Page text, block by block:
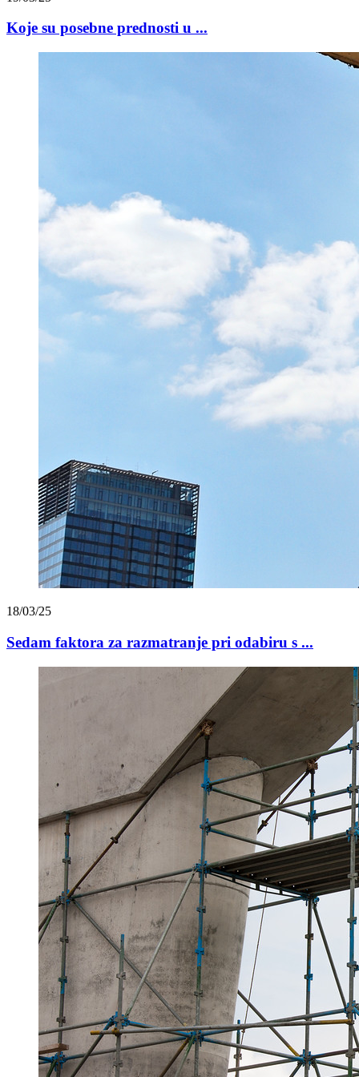
Koje su posebne prednosti u ...
18/03/25
Sedam faktora za razmatranje pri odabiru s ...